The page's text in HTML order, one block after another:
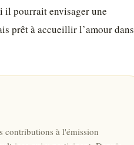
il pourrait envisager une
prêt à accueillir l’amour dans
contributions à l'émission